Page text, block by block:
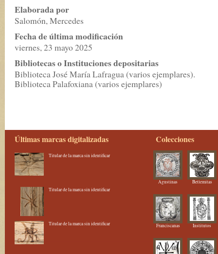
Elaborada por
Salomón, Mercedes
Fecha de última modificación
viernes, 23 mayo 2025
Bibliotecas o Instituciones depositarias
Biblioteca José María Lafragua (varios ejemplares).
Biblioteca Palafoxiana (varios ejemplares)
Últimas marcas digitalizadas
Titular de la marca sin identificar
Titular de la marca sin identificar
Titular de la marca sin identificar
Colecciones
Agustinas Betlemitas
Franciscanas Institutos